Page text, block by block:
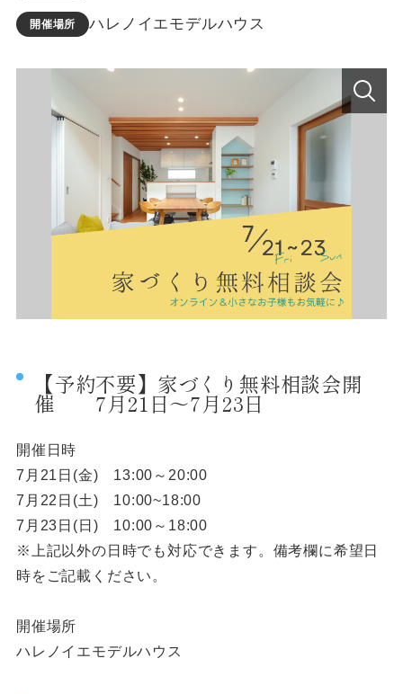
開催場所 ハレノイエモデルハウス
【予約不要】家づくり無料相談会開
催 7月21日～7月23日
開催日時
7月21日(金) 13:00～20:00
7月22日(土) 10:00~18:00
7月23日(日) 10:00～18:00
※上記以外の日時でも対応できます。備考欄に希望日
時をご記載ください。
開催場所
ハレノイエモデルハウス